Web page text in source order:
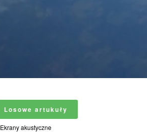
Losowe artukuły
Ekrany akustyczne